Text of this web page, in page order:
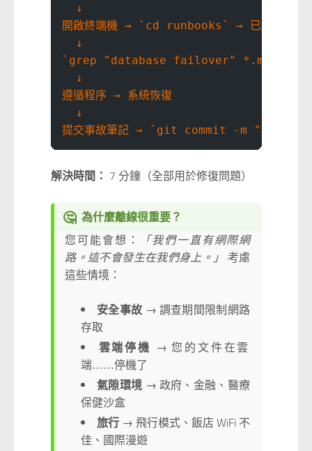
  ↓
開啟終端機 → `cd runbooks` → 已經本機克
  ↓
`grep "database failover" *.md` → 即
  ↓
遵循程序 → 系統恢復
  ↓
提交事故筆記 → `git commit -m
解決時間： 7 分鐘（全部用於修復問題）
🤔 為什麼離線很重要？
您可能會想：
「我們一直有網際網
路。這不會發生在我們身上。」 考慮
這些情境：
安全事故→ 調查期間限制網路
存取
雲端停機 → 您的文件在雲
端……停機了
氣隙環境 → 政府、金融、醫療
保健沙盒
旅行→ 飛行模式、飯店 WiFi 不
佳、國際漫遊